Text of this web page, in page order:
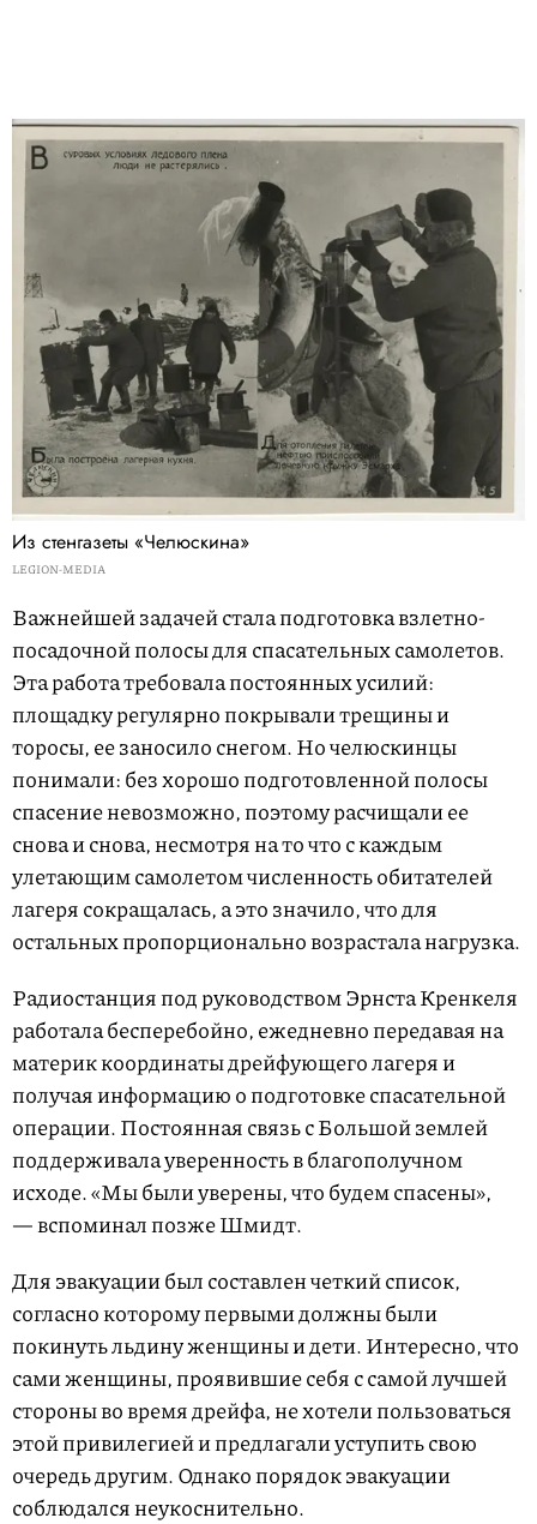
Из стенгазеты «Челюскина»
LEGION-MEDIA
Важнейшей задачей стала подготовка взлетно-
посадочной полосы для спасательных самолетов.
Эта работа требовала постоянных усилий:
площадку регулярно покрывали трещины и
торосы, ее заносило снегом. Но челюскинцы
понимали: без хорошо подготовленной полосы
спасение невозможно, поэтому расчищали ее
снова и снова, несмотря на то что с каждым
улетающим самолетом численность обитателей
лагеря сокращалась, а это значило, что для
остальных пропорционально возрастала нагрузка.
Радиостанция под руководством Эрнста Кренкеля
работала бесперебойно, ежедневно передавая на
материк координаты дрейфующего лагеря и
получая информацию о подготовке спасательной
операции. Постоянная связь с Большой землей
поддерживала уверенность в благополучном
исходе. «Мы были уверены, что будем спасены»,
— вспоминал позже Шмидт.
Для эвакуации был составлен четкий список,
согласно которому первыми должны были
покинуть льдину женщины и дети. Интересно, что
сами женщины, проявившие себя с самой лучшей
стороны во время дрейфа, не хотели пользоваться
этой привилегией и предлагали уступить свою
очередь другим. Однако порядок эвакуации
соблюдался неукоснительно.